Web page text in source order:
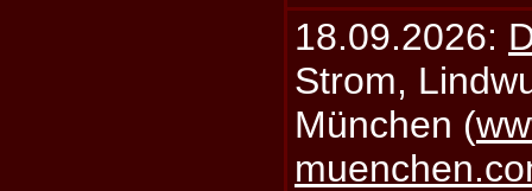
18.09.2026:
Strom,
München (